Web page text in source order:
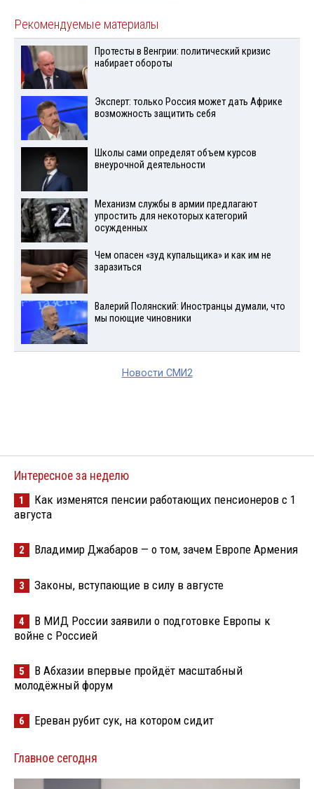
Рекомендуемые материалы
Протесты в Венгрии: политический кризис
набирает обороты
Эксперт: только Россия может дать Африке
возможность защитить себя
Школы сами определят объем курсов
внеурочной деятельности
Механизм службы в армии предлагают
упростить для некоторых категорий
осужденных
Чем опасен «зуд купальщика» и как им не
заразиться
Валерий Полянский: Иностранцы думали, что
мы поющие чиновники
Новости СМИ2
Интересное за неделю
1
Как изменятся пенсии работающих пенсионеров с 1
августа
2 Владимир Джабаров — о том, зачем Европе Армения
3 Законы, вступающие в силу в августе
4
В МИД России заявили о подготовке Европы к
войне с Россией
5
В Абхазии впервые пройдёт масштабный
молодёжный форум
6 Ереван рубит сук, на котором сидит
Главное сегодня